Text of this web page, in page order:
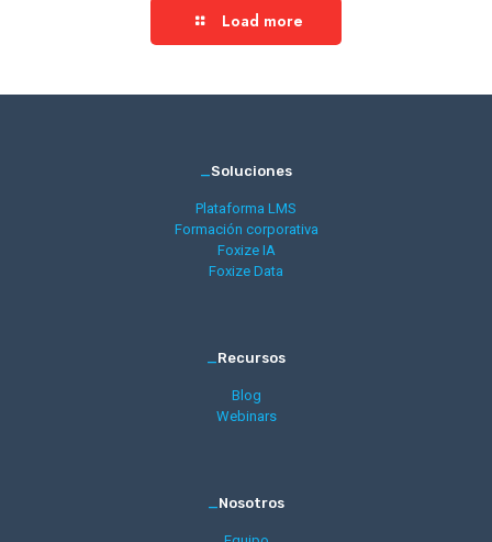
Load more
Soluciones
Plataforma LMS
Formación corporativa
Foxize IA
Foxize Data
Recursos
Blog
Webinars
Nosotros